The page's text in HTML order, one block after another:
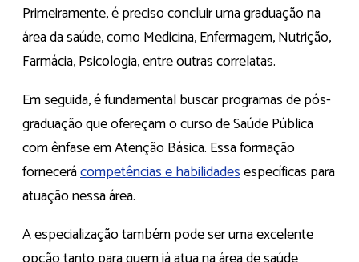
Primeiramente, é preciso concluir uma graduação na
área da saúde, como Medicina, Enfermagem, Nutrição,
Farmácia, Psicologia, entre outras correlatas.
Em seguida, é fundamental buscar programas de pós-
graduação que ofereçam o curso de Saúde Pública
com ênfase em Atenção Básica. Essa formação
fornecerácompetências e habilidadesespecíficas para
atuação nessa área.
A especialização também pode ser uma excelente